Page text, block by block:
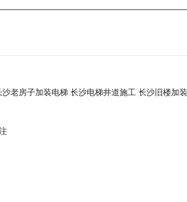
沙老房子加装电梯 长沙电梯井道施工 长沙旧楼加